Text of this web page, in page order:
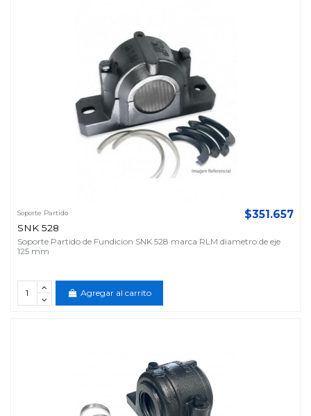
Soporte Partido
SNK 528
$351.657
Soporte Partido de Fundicion SNK 528 marca RLM diametro de eje
125 mm
Agregar al carrito